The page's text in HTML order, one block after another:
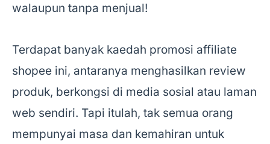
walaupun tanpa menjual!
Terdapat banyak kaedah promosi affiliate
shopee ini, antaranya menghasilkan review
produk, berkongsi di media sosial atau laman
web sendiri. Tapi itulah, tak semua orang
mempunyai masa dan kemahiran untuk